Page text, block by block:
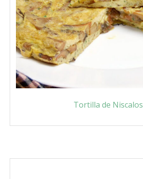
Tortilla de Niscalos